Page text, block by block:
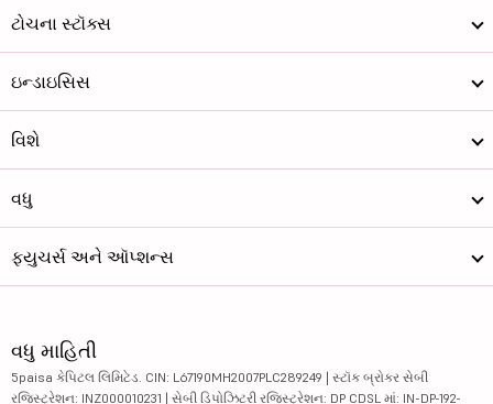
ટોચના સ્ટૉક્સ
ઇન્ડાઇસિસ
વિશે
વધુ
ફ્યુચર્સ અને ઑપ્શન્સ
વધુ માહિતી
5paisa કેપિટલ લિમિટેડ. CIN: L67190MH2007PLC289249 | સ્ટૉક બ્રોકર સેબી
રજિસ્ટ્રેશન: INZ000010231 | સેબી ડિપોઝિટરી રજિસ્ટ્રેશન: DP CDSL માં: IN-DP-192-